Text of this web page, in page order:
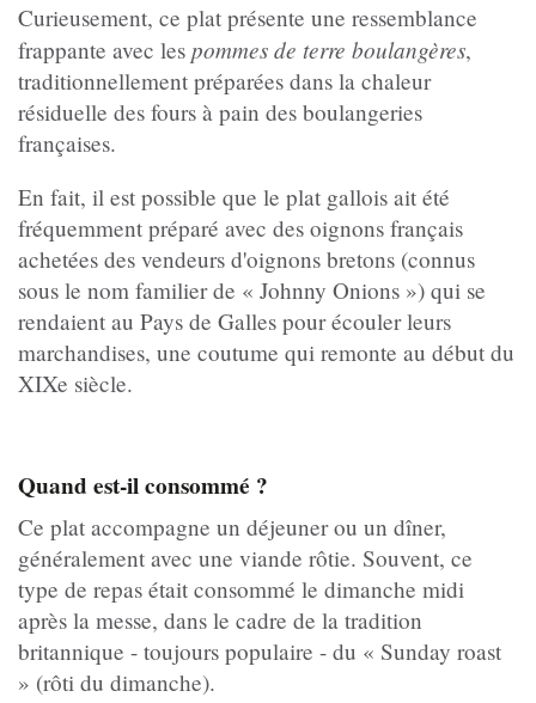
Curieusement, ce plat présente une ressemblance
frappante avec les pommes de terre boulangères,
traditionnellement préparées dans la chaleur
résiduelle des fours à pain des boulangeries
françaises.
En fait, il est possible que le plat gallois ait été
fréquemment préparé avec des oignons français
achetées des vendeurs d'oignons bretons (connus
sous le nom familier de « Johnny Onions ») qui se
rendaient au Pays de Galles pour écouler leurs
marchandises, une coutume qui remonte au début du
XIXe siècle.
Quand est-il consommé ?
Ce plat accompagne un déjeuner ou un dîner,
généralement avec une viande rôtie. Souvent, ce
type de repas était consommé le dimanche midi
après la messe, dans le cadre de la tradition
britannique - toujours populaire - du « Sunday roast
» (rôti du dimanche).